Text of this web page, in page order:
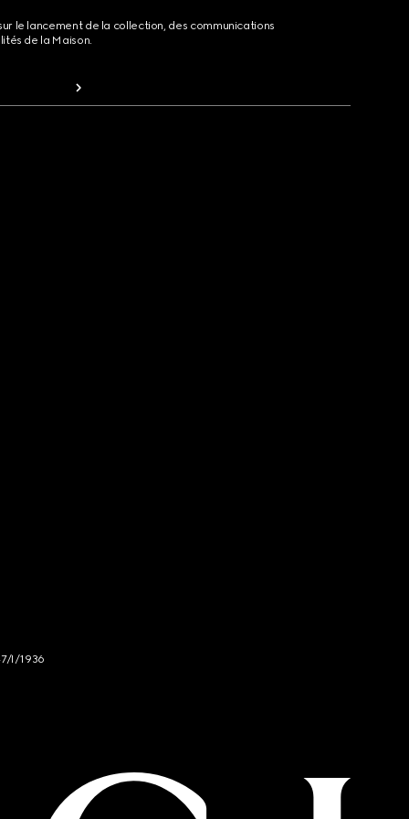
le lancement de la collection, des communications
de la Maison.
I/1936